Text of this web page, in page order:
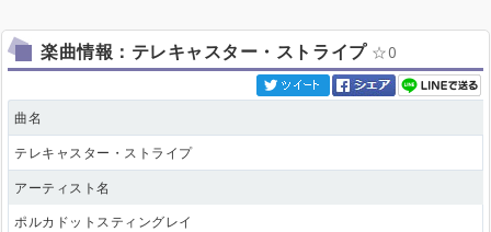
楽曲情報：テレキャスター・ストライプ 0
曲名
テレキャスター・ストライプ
アーティスト名
ポルカドットスティングレイ